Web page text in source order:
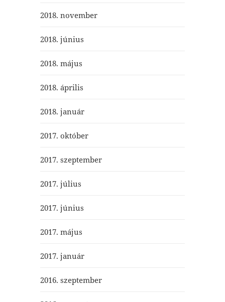
2018. november
2018. június
2018. május
2018. április
2018. január
2017. október
2017. szeptember
2017. július
2017. június
2017. május
2017. január
2016. szeptember